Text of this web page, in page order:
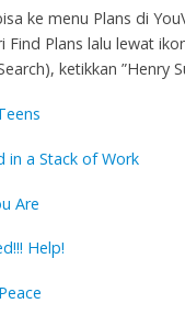
ke menu Plans di
Find Plans lalu lewat
ketikkan ”Henry
in a Stack of Work
Are
Help!